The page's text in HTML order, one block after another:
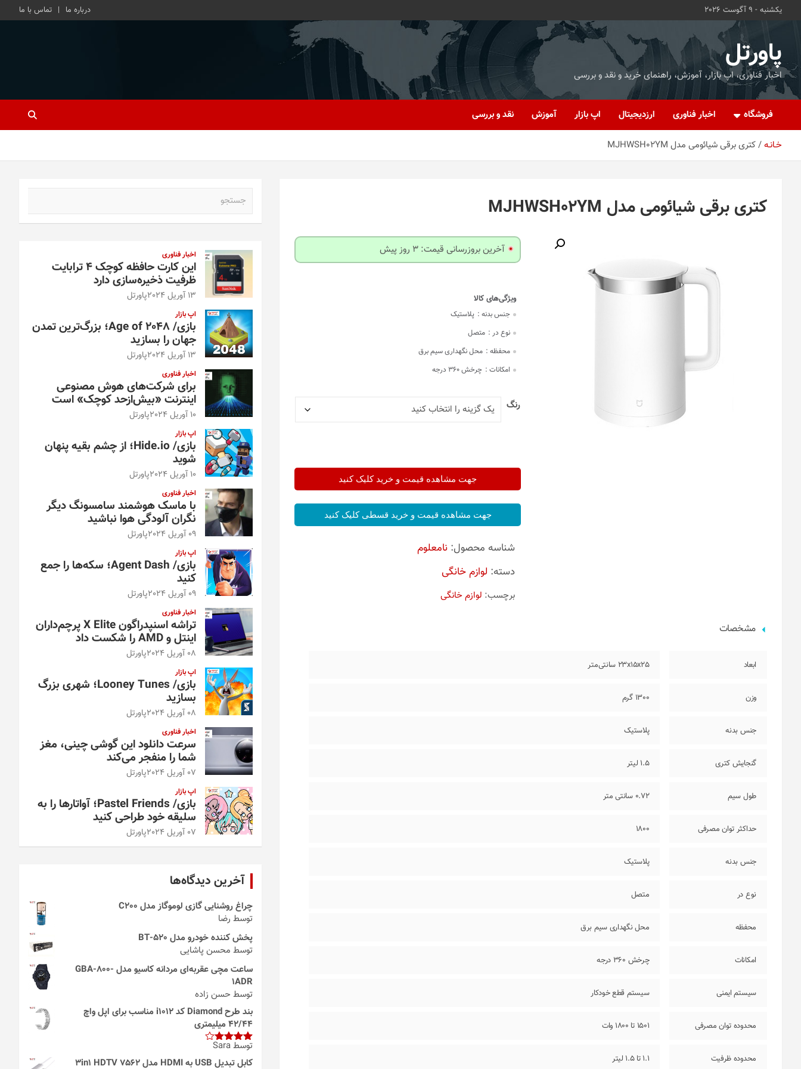
یکشنبه - 9 آگوست 2026 درباره ما تماس با ما
پاورتل
اخبار فناوری، اپ بازار، آموزش، راهنمای خرید و نقد و بررسی
فروشگاه اخبار فناوری ارزدیجیتال اپ بازار آموزش نقد و بررسی
خـانـه کتری برقی شیائومی مدل MJHWSH02YM
کتری برقی شیائومی مدل MJHWSH02YM
آخرین بروزرسانی قیمت: 3 روز پیش
جنس بدنه : پلاستیک
نوع در : متصل
محفظه : محل نگهداری سیم برق
امکانات : چرخش 360 درجه
رنگ
جهت مشاهده قیمت و خرید کلیک کنید
جهت مشاهده قیمت و خرید قسطی کلیک کنید
شناسه محصول: نامعلوم
دسته: لوازم خانگی
برچسب: لوازم خانگی
مشخصات
ابعاد 23x15x25 سانتی‌متر
وزن 1300 گرم
جنس بدنه پلاستیک
گنجایش کتری 1.5 لیتر
طول سیم 0.72 سانتی متر
حداکثر توان مصرفی 1800
جنس بدنه پلاستیک
نوع در متصل
محفظه محل نگهداری سیم برق
امکانات چرخش 360 درجه
سیستم ایمنی سیستم قطع خودکار
محدوده توان مصرفی 1501 تا 1800 وات
محدوده ظرفیت 1.1 تا 1.5 لیتر
اخبار فناوری
این کارت حافظه کوچک ۴ ترابایت
ظرفیت ذخیره‌سازی دارد
13 آوریل 2024 پاورتل
اپ بازار
بازی/ Age of 2048؛ بزرگ‌ترین تمدن
جهان را بسازید
13 آوریل 2024 پاورتل
اخبار فناوری
برای شرکت‌های هوش مصنوعی
اینترنت «بیش‌از‌حد کوچک» است
10 آوریل 2024 پاورتل
اپ بازار
بازی/ Hide.io؛ از چشم بقیه پنهان
شوید
10 آوریل 2024 پاورتل
اخبار فناوری
با ماسک هوشمند سامسونگ دیگر
نگران آلودگی هوا نباشید
09 آوریل 2024 پاورتل
اپ بازار
بازی/ Agent Dash؛ سکه‌ها را جمع
کنید
09 آوریل 2024 پاورتل
اخبار فناوری
تراشه اسنپدراگون X Elite پرچم‌داران
اینتل و AMD را شکست داد
08 آوریل 2024 پاورتل
اپ بازار
بازی/ Looney Tunes؛ شهری بزرگ
بسازید
08 آوریل 2024 پاورتل
اخبار فناوری
سرعت دانلود این گوشی چینی، مغز
شما را منفجر می‌کند
07 آوریل 2024 پاورتل
اپ بازار
بازی/ Pastel Friends؛ آواتارها را به
سلیقه خود طراحی کنید
07 آوریل 2024 پاورتل
آخرین دیدگاه‌ها
چراغ روشنایی گازی لوموگاز مدل C200
توسط رضا
پخش کننده خودرو مدل 520-BT
توسط محسن پاشایی
ساعت مچی عقربه‌ای مردانه کاسیو مدل GBA-800-
1ADR
توسط حسن زاده
بند طرح Diamond کد i1012 مناسب برای اپل واچ
42/44 میلیمتری
امتیاز4
از 5
توسط Sara
کابل تبدیل USB به HDMI مدل 3in1 HDTV 7562